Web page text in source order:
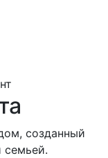
созданный
семьей.